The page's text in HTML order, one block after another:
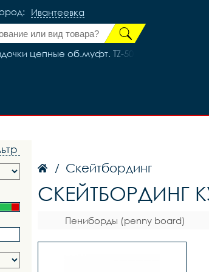
Ивантеевка
цепные об.муфт. TZ-500-7 14-34T 7ск.
/ Скейтбординг
СКЕЙТБОРДИНГ
Пениборды (penny board)